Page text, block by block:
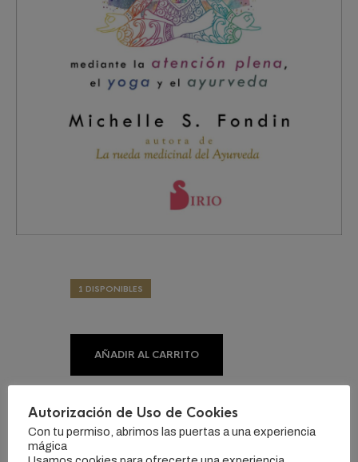
1 DISPONIBLES
AÑADIR AL CARRITO
CATEGORÍA: LIBROS
ETIQUETAS:#CHAKRAS,#EQUILIBRIO,#MEDITACION
Autorización de Uso de Cookies
Con tu permiso, abrimos las puertas a una experiencia
mágica